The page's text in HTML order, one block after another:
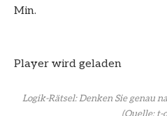
Min.
Player wird geladen
Logik-Rätsel: Denken Sie genau